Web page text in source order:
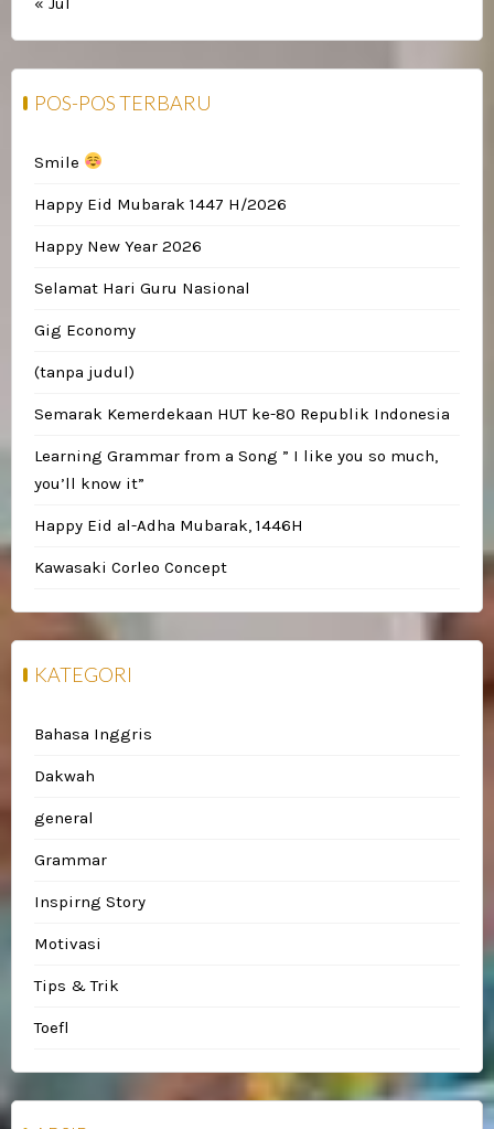
POS-POS TERBARU
Smile
Happy Eid Mubarak 1447 H/2026
Happy New Year 2026
Selamat Hari Guru Nasional
Gig Economy
(tanpa judul)
Semarak Kemerdekaan HUT ke-80 Republik Indonesia
Learning Grammar from a Song ” I like you so much,
you’ll know it”
Happy Eid al-Adha Mubarak, 1446H
Kawasaki Corleo Concept
KATEGORI
Bahasa Inggris
Dakwah
general
Grammar
Inspirng Story
Motivasi
Tips & Trik
Toefl